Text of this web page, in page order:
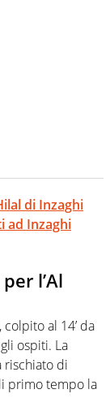
di Inzaghi
ad Inzaghi
l’Al
al 14’ da
ospiti. La
rischiato di
primo tempo la